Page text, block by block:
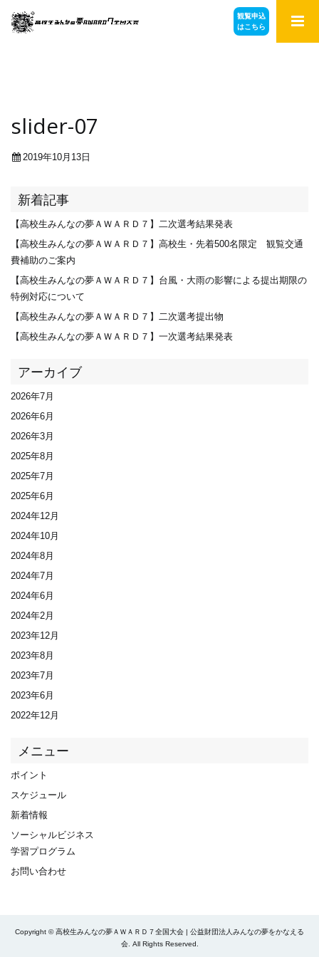
観覧申込
はこちら
slider-07
2019年10月13日
新着記事
【高校生みんなの夢ＡＷＡＲＤ７】二次選考結果発表
【高校生みんなの夢ＡＷＡＲＤ７】高校生・先着500名限定 観覧交通
費補助のご案内
【高校生みんなの夢ＡＷＡＲＤ７】台風・大雨の影響による提出期限の
特例対応について
【高校生みんなの夢ＡＷＡＲＤ７】二次選考提出物
【高校生みんなの夢ＡＷＡＲＤ７】一次選考結果発表
アーカイブ
2026年7月
2026年6月
2026年3月
2025年8月
2025年7月
2025年6月
2024年12月
2024年10月
2024年8月
2024年7月
2024年6月
2024年2月
2023年12月
2023年8月
2023年7月
2023年6月
2022年12月
メニュー
ポイント
スケジュール
新着情報
ソーシャルビジネス
学習プログラム
お問い合わせ
Copyright © 高校生みんなの夢ＡＷＡＲＤ７全国大会 | 公益財団法人みんなの夢をかなえる
会. All Rights Reserved.